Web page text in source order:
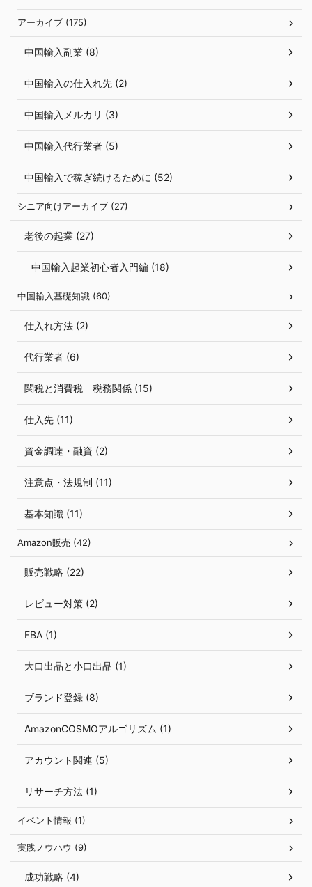
アーカイブ (175)
中国輸入副業 (8)
中国輸入の仕入れ先 (2)
中国輸入メルカリ (3)
中国輸入代行業者 (5)
中国輸入で稼ぎ続けるために (52)
シニア向けアーカイブ (27)
老後の起業 (27)
中国輸入起業初心者入門編 (18)
中国輸入基礎知識 (60)
仕入れ方法 (2)
代行業者 (6)
関税と消費税 税務関係 (15)
仕入先 (11)
資金調達・融資 (2)
注意点・法規制 (11)
基本知識 (11)
Amazon販売 (42)
販売戦略 (22)
レビュー対策 (2)
FBA (1)
大口出品と小口出品 (1)
ブランド登録 (8)
AmazonCOSMOアルゴリズム (1)
アカウント関連 (5)
リサーチ方法 (1)
イベント情報 (1)
実践ノウハウ (9)
成功戦略 (4)